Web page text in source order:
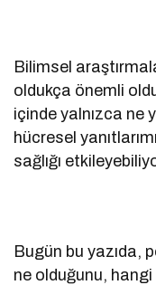
Bilimsel
oldukça önemli
içinde yalnızca ne
hücresel
sağlığı
Bugün bu yazıda,
ne olduğunu,